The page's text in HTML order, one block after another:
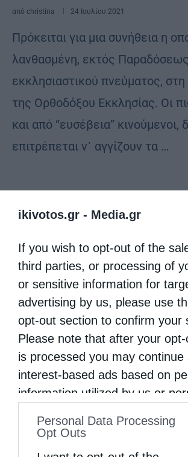
ikivotos.gr - Media.gr
If you wish to opt-out of the
third parties, or processing of
or sensitive information for
advertising by us, please use
opt-out section to confirm your
Please note that after your
is processed you may continue
interest-based ads based on
information utilized by us or
to your opt-out. You may
Personal Data Processing
Opt Outs
από christina 24 Ιουλίου 2021
Πρόκειται για μια συνήθεια η
λανθασμένη, εκτός
εκκλησιαστικού πνεύματος, στη
της Ορθοδόξου Εκκλησίας. Οι
και από “ευσέβεια” κινούμενοι,
επιτρέπεται ν᾿ αγγίζουν τα …